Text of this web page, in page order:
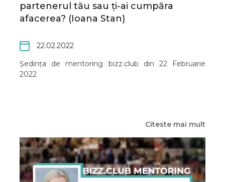
partenerul tău sau ți-ai cumpăra
afacerea? (Ioana Stan)
22.02.2022
Ședința de mentoring bizz.club din 22 Februarie
2022
Citeste mai mult